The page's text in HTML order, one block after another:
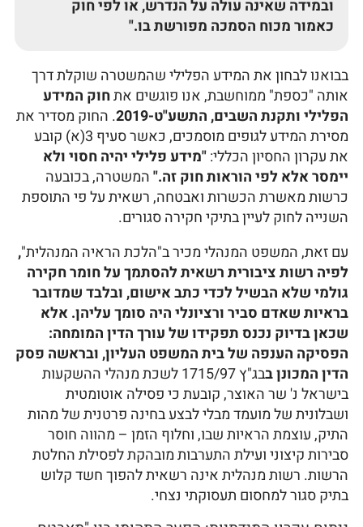
ובמידה שאינה עולה על הנדרש, או לפי חוק
כאמור מכוח הסמכה מפורשת בו."
בבואנו לבחון את המידע הפלילי שהמשטרה שוקלת דרך
אותה "כספת" ממוחשבת, אנו פוגשים אתחוק המידע
הפלילי ותקנת השבים, התשע"ט-2019
. החוק מסדיר את
מסירת המידע לגופים מוסמכים, כאשר סעיף 3(א) קובע
את עקרון החסיון הכללי:"מידע פלילי יהיה חסוי ולא
יימסר אלא לפי הוראות חוק זה."המשטרה, בכובעה
כרשות מאשרת הכשרות ואבטחה, רשאית על פי התוספת
השנייה לחוק לעיין בתיקי חקירה סגורים.
עם זאת, המשפט המנהלי מכיר ב"הלכת הראיה המנהלית",
לפיה רשות ציבורית רשאית להסתמך על חומר חקירה
גולמי שלא הבשיל לכדי כתב אישום, ובלבד שמדובר
בראיות שאדם סביר ורציונלי היה סומך עליהן. אלא
שכאן בדיוק נכנס תפקידו של עורך הדין המומחה:
הפסיקה הענפה של בית המשפט העליון, ובראשה פסק
הדין המכונן ב
בג"ץ 1715/97 לשכת מנהלי ההשקעות
בישראל נ' שר האוצר, קובעת כי פסילה אוטומטית
ושבלונית של מועמד מבלי לבצע בחינה פרטנית של מהות
התיק, עוצמת הראיות שבו, וחלוף הזמן – מהווה חוסר
סבירות קיצוני ועילת התערבות מובהקת לפסילת החלטת
הרשות. רשות מנהלית אינה רשאית להפוך חשד קלוש
בתיק סגור למחסום תעסוקתי נצחי.